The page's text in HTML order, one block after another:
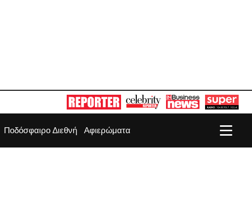
Ποδόσφαιρο Διεθνή Αφιερώματα